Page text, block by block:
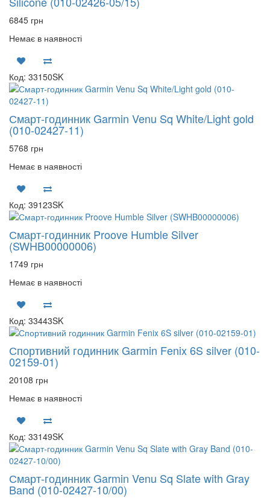
6845 грн
Немає в наявності
Код: 33150SK
Смарт-годинник Garmin Venu Sq White/Light gold
(010-02427-11)
5768 грн
Немає в наявності
Код: 39123SK
Смарт-годинник Proove Humble Silver
(SWHB00000006)
1749 грн
Немає в наявності
Код: 33443SK
Спортивний годинник Garmin Fenix 6S silver (010-
02159-01)
20108 грн
Немає в наявності
Код: 33149SK
Смарт-годинник Garmin Venu Sq Slate with Gray
Band (010-02427-10/00)